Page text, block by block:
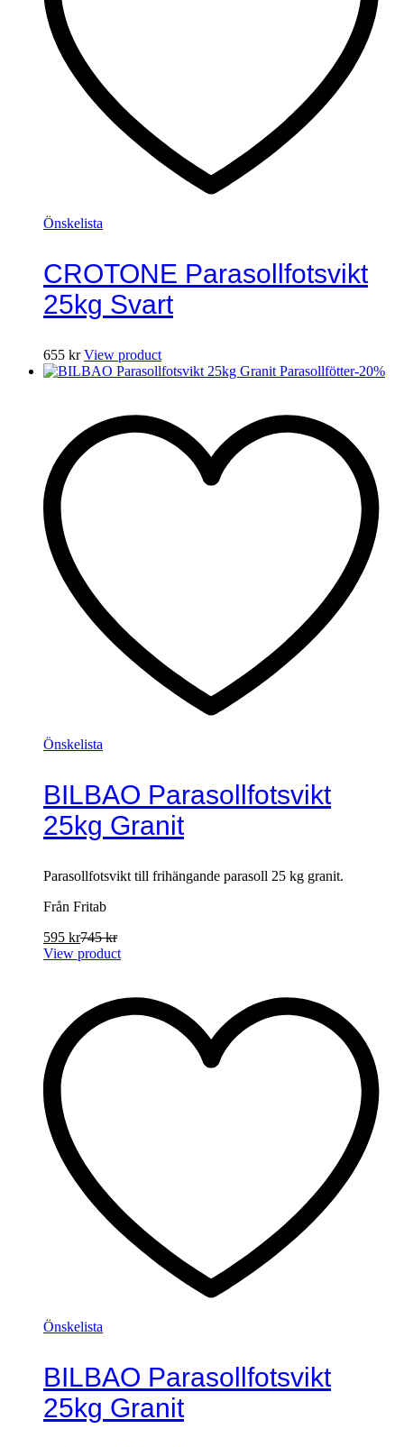
Önskelista
CROTONE Parasollfotsvikt
25kg Svart
655 kr View product
-20%
Önskelista
BILBAO Parasollfotsvikt
25kg Granit
Parasollfotsvikt till frihängande parasoll 25 kg granit.
Från Fritab
595 kr745kr
View product
Önskelista
BILBAO Parasollfotsvikt
25kg Granit